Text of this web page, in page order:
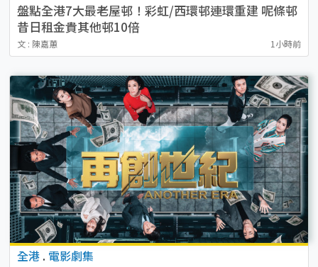
盤點全港7大最老屋邨！彩虹/西環邨連環重建 呢條邨
昔日租金貴其他邨10倍
文 : 陳嘉蕙 1小時前
全港 . 電影劇集